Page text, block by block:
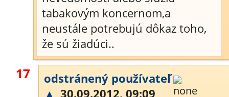
tabakovým koncernom,a
neustále potrebujú dôkaz toho,
že sú žiadúci..
17
odstránený používateľ
▲ 30.09.2012, 09:09